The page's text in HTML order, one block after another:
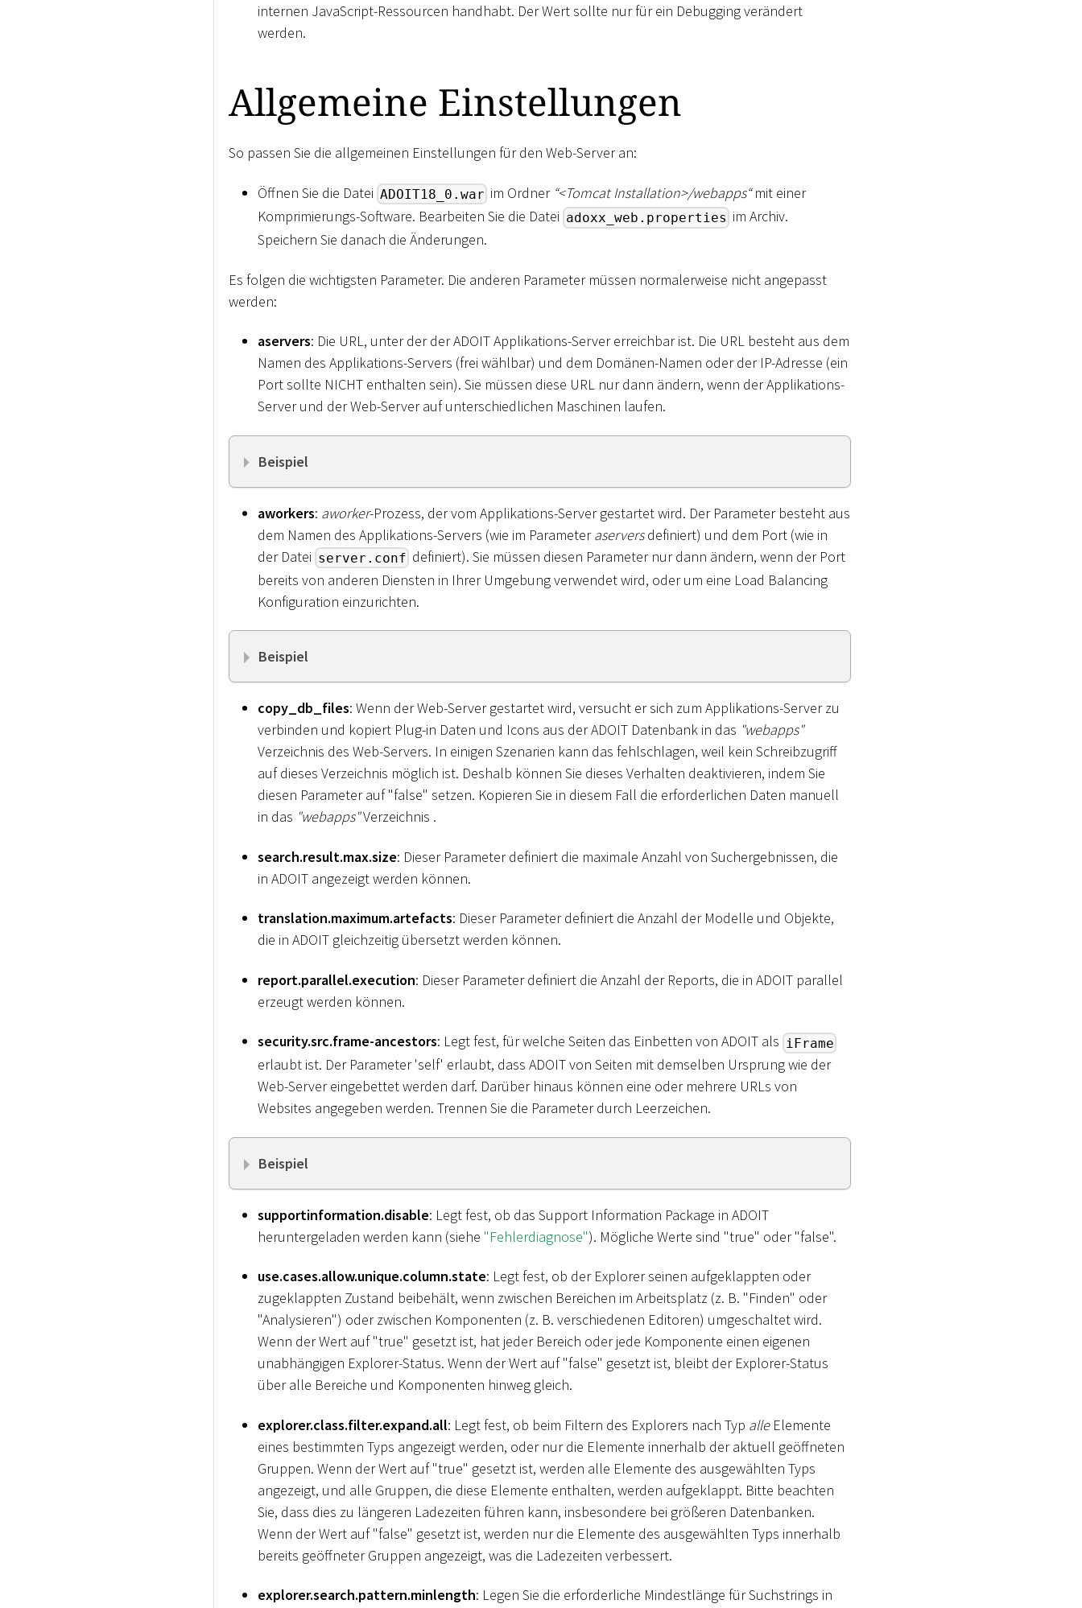
internen JavaScript-Ressourcen handhabt. Der Wert sollte nur für ein Debugging verändert
werden.
Allgemeine Einstellungen
So passen Sie die allgemeinen Einstellungen für den Web-Server an:
Öffnen Sie die Datei ADOIT18_0.war im Ordner “<Tomcat Installation>/webapps“mit einer
Komprimierungs-Software. Bearbeiten Sie die Datei adoxx_web.properties im Archiv.
Speichern Sie danach die Änderungen.
Es folgen die wichtigsten Parameter. Die anderen Parameter müssen normalerweise nicht angepasst
werden:
aservers: Die URL, unter der der ADOIT Applikations-Server erreichbar ist. Die URL besteht aus dem
Namen des Applikations-Servers (frei wählbar) und dem Domänen-Namen oder der IP-Adresse (ein
Port sollte NICHT enthalten sein). Sie müssen diese URL nur dann ändern, wenn der Applikations-
Server und der Web-Server auf unterschiedlichen Maschinen laufen.
Beispiel
aworkers: aworker-Prozess, der vom Applikations-Server gestartet wird. Der Parameter besteht aus
dem Namen des Applikations-Servers (wie im Parameteraserversdefiniert) und dem Port (wie in
der Datei server.conf definiert). Sie müssen diesen Parameter nur dann ändern, wenn der Port
bereits von anderen Diensten in Ihrer Umgebung verwendet wird, oder um eine Load Balancing
Konfiguration einzurichten.
Beispiel
copy_db_files: Wenn der Web-Server gestartet wird, versucht er sich zum Applikations-Server zu
verbinden und kopiert Plug-in Daten und Icons aus der ADOIT Datenbank in das "webapps"
Verzeichnis des Web-Servers. In einigen Szenarien kann das fehlschlagen, weil kein Schreibzugriff
auf dieses Verzeichnis möglich ist. Deshalb können Sie dieses Verhalten deaktivieren, indem Sie
diesen Parameter auf "false" setzen. Kopieren Sie in diesem Fall die erforderlichen Daten manuell
in das "webapps"Verzeichnis .
search.result.max.size: Dieser Parameter definiert die maximale Anzahl von Suchergebnissen, die
in ADOIT angezeigt werden können.
translation.maximum.artefacts: Dieser Parameter definiert die Anzahl der Modelle und Objekte,
die in ADOIT gleichzeitig übersetzt werden können.
report.parallel.execution: Dieser Parameter definiert die Anzahl der Reports, die in ADOIT parallel
erzeugt werden können.
security.src.frame-ancestors: Legt fest, für welche Seiten das Einbetten von ADOIT als iFrame
erlaubt ist. Der Parameter 'self' erlaubt, dass ADOIT von Seiten mit demselben Ursprung wie der
Web-Server eingebettet werden darf. Darüber hinaus können eine oder mehrere URLs von
Websites angegeben werden. Trennen Sie die Parameter durch Leerzeichen.
Beispiel
supportinformation.disable: Legt fest, ob das Support Information Package in ADOIT
heruntergeladen werden kann (siehe "Fehlerdiagnose"). Mögliche Werte sind "true" oder "false".
use.cases.allow.unique.column.state: Legt fest, ob der Explorer seinen aufgeklappten oder
zugeklappten Zustand beibehält, wenn zwischen Bereichen im Arbeitsplatz (z. B. "Finden" oder
"Analysieren") oder zwischen Komponenten (z. B. verschiedenen Editoren) umgeschaltet wird.
Wenn der Wert auf "true" gesetzt ist, hat jeder Bereich oder jede Komponente einen eigenen
unabhängigen Explorer-Status. Wenn der Wert auf "false" gesetzt ist, bleibt der Explorer-Status
über alle Bereiche und Komponenten hinweg gleich.
explorer.class.filter.expand.all: Legt fest, ob beim Filtern des Explorers nach Typ alleElemente
eines bestimmten Typs angezeigt werden, oder nur die Elemente innerhalb der aktuell geöffneten
Gruppen. Wenn der Wert auf "true" gesetzt ist, werden alle Elemente des ausgewählten Typs
angezeigt, und alle Gruppen, die diese Elemente enthalten, werden aufgeklappt. Bitte beachten
Sie, dass dies zu längeren Ladezeiten führen kann, insbesondere bei größeren Datenbanken.
Wenn der Wert auf "false" gesetzt ist, werden nur die Elemente des ausgewählten Typs innerhalb
bereits geöffneter Gruppen angezeigt, was die Ladezeiten verbessert.
explorer.search.pattern.minlength: Legen Sie die erforderliche Mindestlänge für Suchstrings in